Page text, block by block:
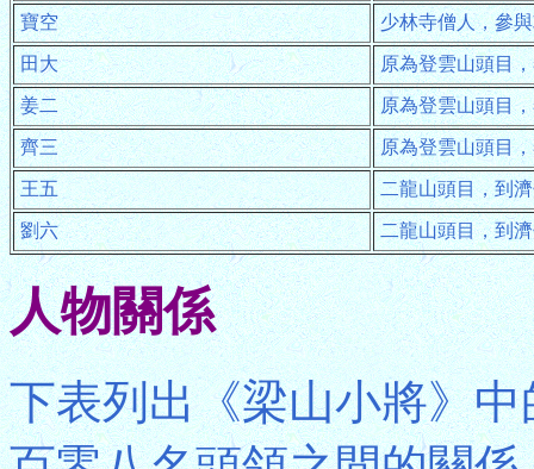
寶空 少林寺僧人，參
田大 原為登雲山頭目
姜二 原為登雲山頭目
齊三 原為登雲山頭目
王五 二龍山頭目，到
劉六 二龍山頭目，到
人物關係
下表列出《梁山小將》